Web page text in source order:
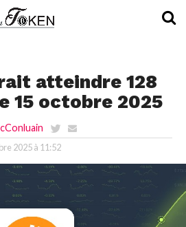
atteindre 128
15 octobre 2025
2025 à 11:52